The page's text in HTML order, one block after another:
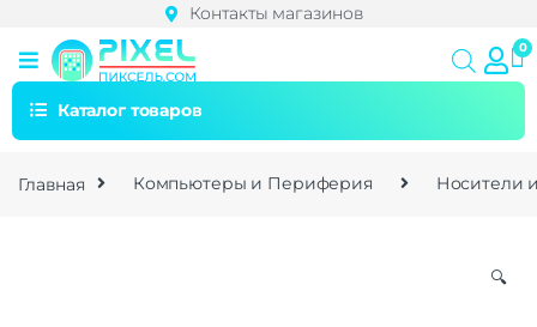
Контакты магазинов
Каталог товаров
Главная Компьютеры и Периферия Носители
🔍